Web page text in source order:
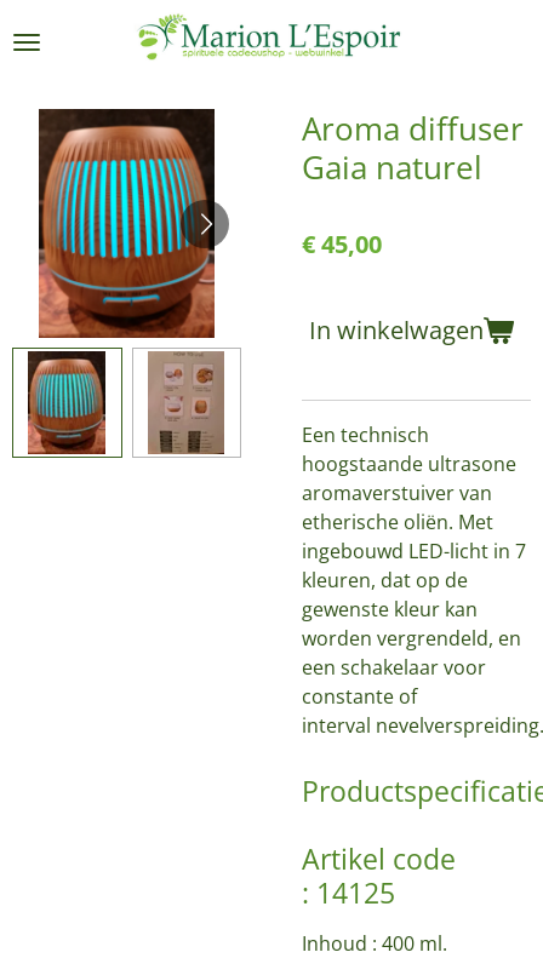
direct
hoofdinhoud
Aroma diffuser
Gaia naturel
€ 45,00
In winkelwagen
Een technisch
hoogstaande ultrasone
aromaverstuiver van
etherische oliën. Met
ingebouwd LED-licht in 7
kleuren, dat op de
gewenste kleur kan
worden vergrendeld, en
een schakelaar voor
constante of
interval
Artikel code
: 14125
Inhoud : 400 ml.